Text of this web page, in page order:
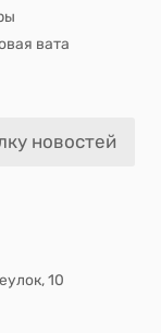
вата
новостей
10